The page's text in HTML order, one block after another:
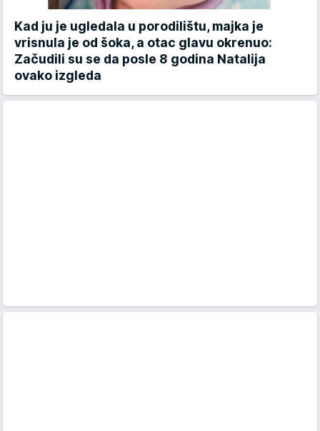
Kad ju je ugledala u porodilištu, majka je
vrisnula je od šoka, a otac glavu okrenuo:
Začudili su se da posle 8 godina Natalija
ovako izgleda